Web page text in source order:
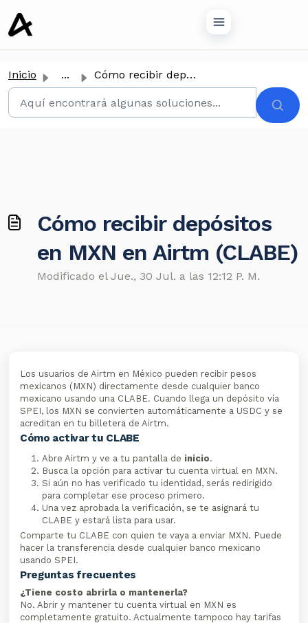
principal
Inicio ... Cómo recibir depósitos en MXN en Airtm (CLABE)
Cómo recibir depósitos
en MXN en Airtm (CLABE)
Modificado el Jue., 30 Jul. a las 12:12 P. M.
Los usuarios de Airtm en México pueden recibir pesos
mexicanos (MXN) directamente desde cualquier banco
mexicano usando una CLABE. Cuando llega un depósito vía
SPEI, los MXN se convierten automáticamente a USDC y se
acreditan en tu billetera de Airtm.
Cómo activar tu CLABE
Abre Airtm y ve a tu pantalla de inicio.
Busca la opción para activar tu cuenta virtual en MXN.
Si aún no has verificado tu identidad, serás redirigido
para completar ese proceso primero.
Una vez aprobada la verificación, se te asignará tu
CLABE y estará lista para usar.
Comparte tu CLABE con quien te vaya a enviar MXN. Puede
hacer la transferencia desde cualquier banco mexicano
usando SPEI.
Preguntas frecuentes
¿Tiene costo abrirla o mantenerla?
No. Abrir y mantener tu cuenta virtual en MXN es
completamente gratuito. Actualmente tampoco hay tarifas